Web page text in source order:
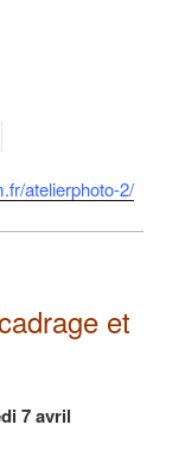
atelierphoto-2/
et
7 avril